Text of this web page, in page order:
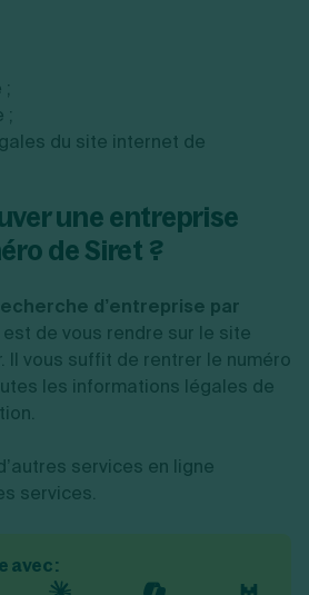
;
;
du site internet de
une entreprise
de Siret ?
d’entreprise par
de vous rendre sur le site
Il vous suffit de rentrer le numéro
les informations légales de
services en ligne
services.
avec :